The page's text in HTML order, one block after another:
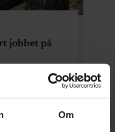
Om
jobbet på